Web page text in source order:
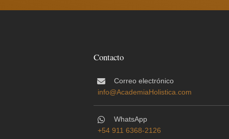
Contacto
Correo electrónico
info@AcademiaHolistica.com
WhatsApp
+54 911 6368-2126